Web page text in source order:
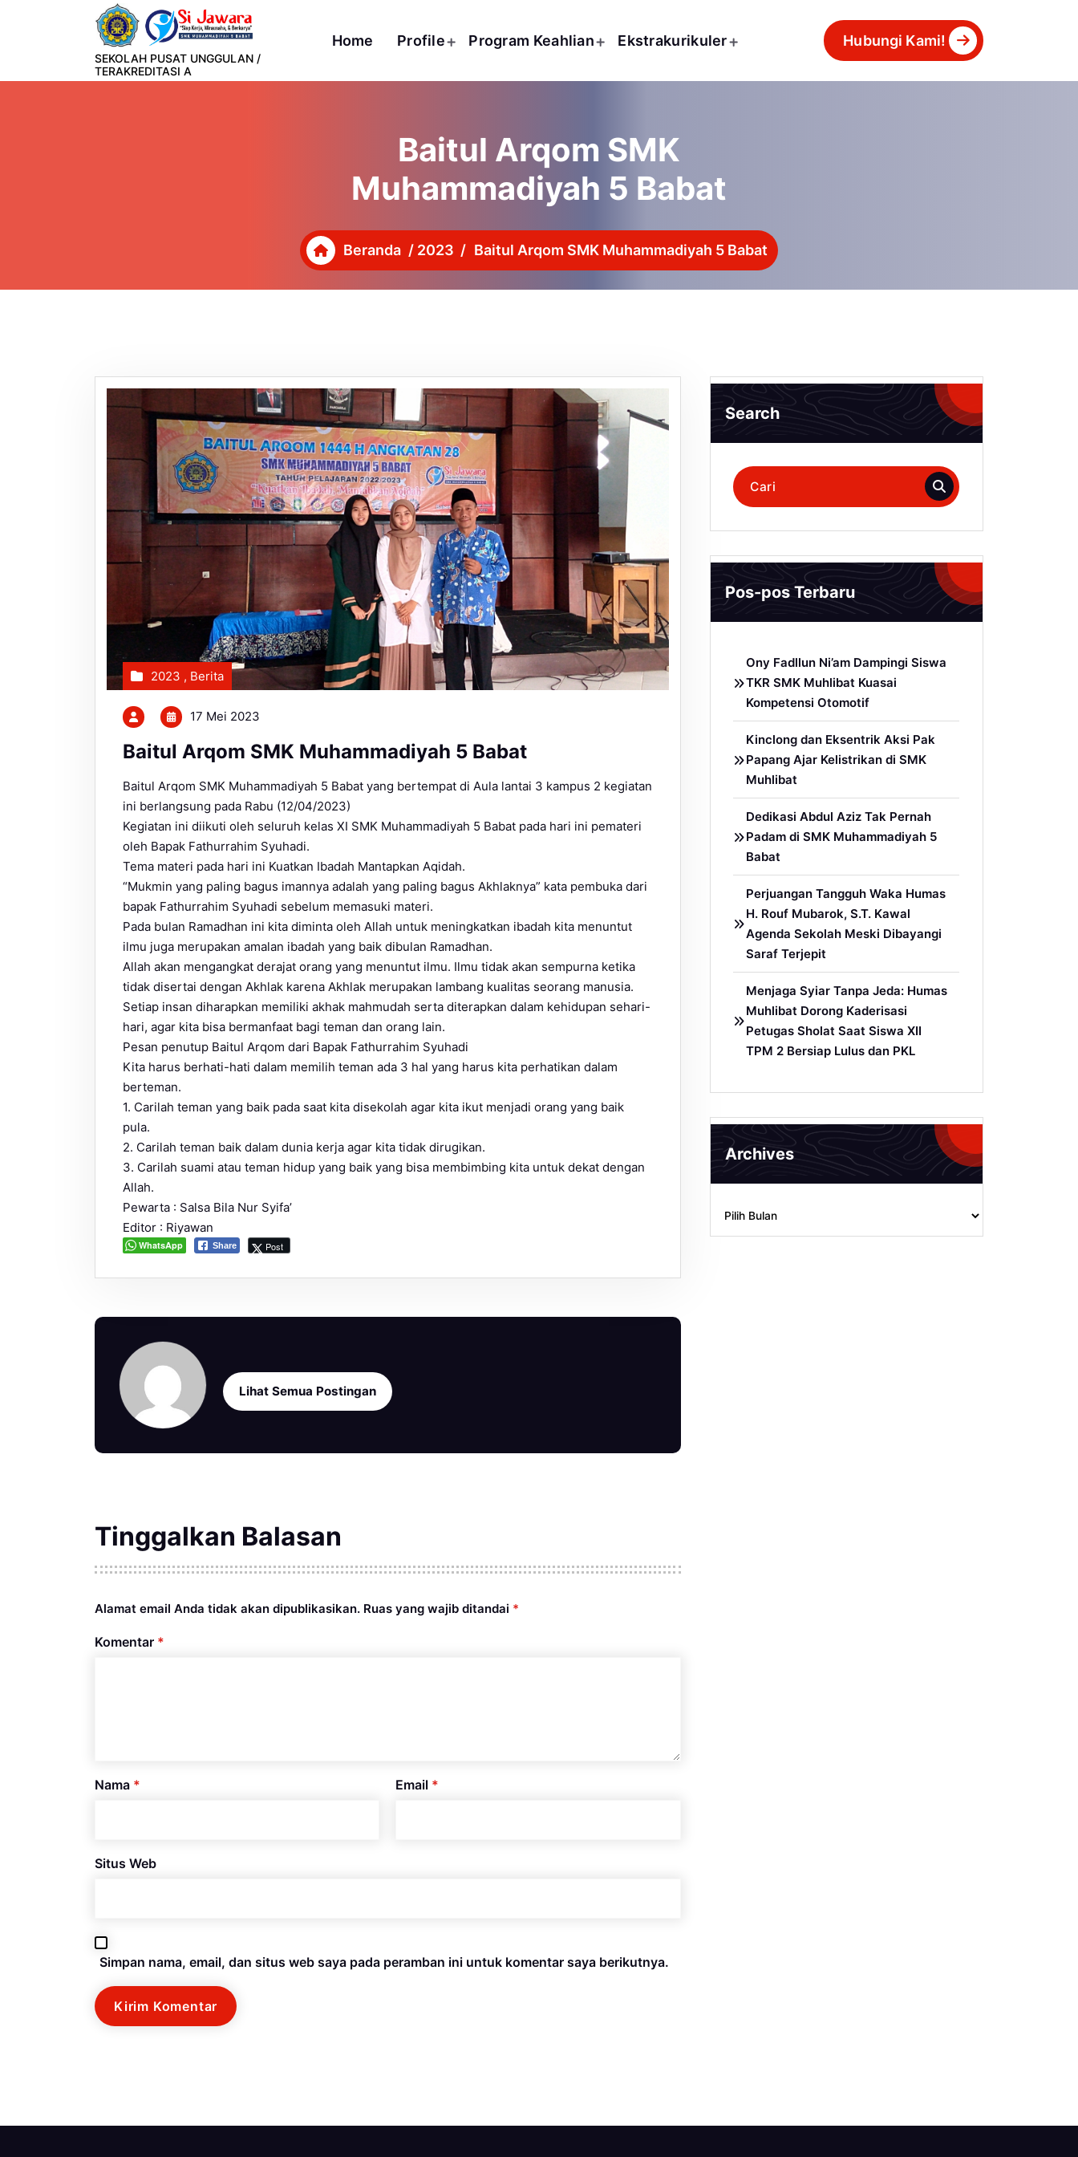
SEKOLAH PUSAT UNGGULAN /
TERAKREDITASI A
Home Profile Program Keahlian Ekstrakurikuler Hubungi Kami!
Baitul Arqom SMK
Muhammadiyah 5 Babat
Beranda / 2023 / Baitul Arqom SMK Muhammadiyah 5 Babat
2023 , Berita
17 Mei 2023
Baitul Arqom SMK Muhammadiyah 5 Babat
Baitul Arqom SMK Muhammadiyah 5 Babat yang bertempat di Aula lantai 3 kampus 2 kegiatan
ini berlangsung pada Rabu (12/04/2023)
Kegiatan ini diikuti oleh seluruh kelas XI SMK Muhammadiyah 5 Babat pada hari ini pemateri
oleh Bapak Fathurrahim Syuhadi.
Tema materi pada hari ini Kuatkan Ibadah Mantapkan Aqidah.
“Mukmin yang paling bagus imannya adalah yang paling bagus Akhlaknya” kata pembuka dari
bapak Fathurrahim Syuhadi sebelum memasuki materi.
Pada bulan Ramadhan ini kita diminta oleh Allah untuk meningkatkan ibadah kita menuntut
ilmu juga merupakan amalan ibadah yang baik dibulan Ramadhan.
Allah akan mengangkat derajat orang yang menuntut ilmu. Ilmu tidak akan sempurna ketika
tidak disertai dengan Akhlak karena Akhlak merupakan lambang kualitas seorang manusia.
Setiap insan diharapkan memiliki akhak mahmudah serta diterapkan dalam kehidupan sehari-
hari, agar kita bisa bermanfaat bagi teman dan orang lain.
Pesan penutup Baitul Arqom dari Bapak Fathurrahim Syuhadi
Kita harus berhati-hati dalam memilih teman ada 3 hal yang harus kita perhatikan dalam
berteman.
1. Carilah teman yang baik pada saat kita disekolah agar kita ikut menjadi orang yang baik
pula.
2. Carilah teman baik dalam dunia kerja agar kita tidak dirugikan.
3. Carilah suami atau teman hidup yang baik yang bisa membimbing kita untuk dekat dengan
Allah.
Pewarta : Salsa Bila Nur Syifa’
Editor : Riyawan
WhatsApp Share Post
Lihat Semua Postingan
Tinggalkan Balasan
Alamat email Anda tidak akan dipublikasikan. Ruas yang wajib ditandai *
Komentar *
Nama * Email *
Situs Web
Simpan nama, email, dan situs web saya pada peramban ini untuk komentar saya berikutnya.
Search
Pencarian
untuk:
Pos-pos Terbaru
Ony Fadllun Ni’am Dampingi Siswa
TKR SMK Muhlibat Kuasai
Kompetensi Otomotif
Kinclong dan Eksentrik Aksi Pak
Papang Ajar Kelistrikan di SMK
Muhlibat
Dedikasi Abdul Aziz Tak Pernah
Padam di SMK Muhammadiyah 5
Babat
Perjuangan Tangguh Waka Humas
H. Rouf Mubarok, S.T. Kawal
Agenda Sekolah Meski Dibayangi
Saraf Terjepit
Menjaga Syiar Tanpa Jeda: Humas
Muhlibat Dorong Kaderisasi
Petugas Sholat Saat Siswa XII
TPM 2 Bersiap Lulus dan PKL
Archives